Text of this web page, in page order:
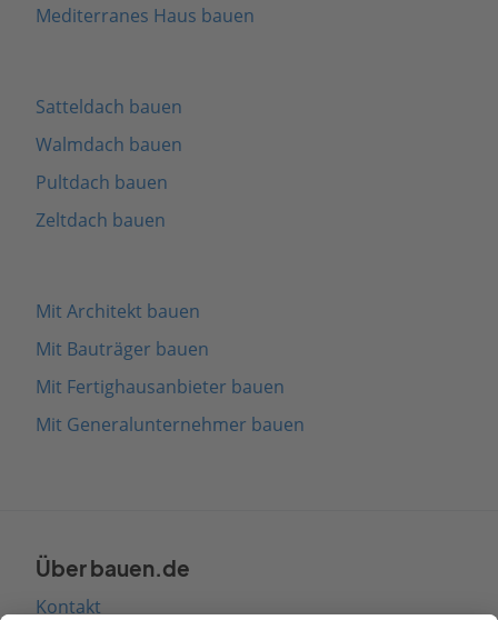
Mediterranes Haus bauen
Satteldach bauen
Walmdach bauen
Pultdach bauen
Zeltdach bauen
Mit Architekt bauen
Mit Bauträger bauen
Mit Fertighausanbieter bauen
Mit Generalunternehmer bauen
Über bauen.de
Kontakt